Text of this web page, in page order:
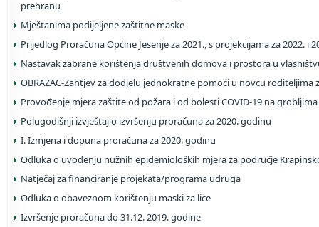
prehranu
Mještanima podijeljene zaštitne maske
Prijedlog Proračuna Općine Jesenje za 2021., s projekcijama za 2022. i
Nastavak zabrane korištenja društvenih domova i prostora u
OBRAZAC-Zahtjev za dodjelu jednokratne pomoći u novcu roditeljima
Provođenje mjera zaštite od požara i od bolesti COVID-19 na grobljima
Polugodišnji izvještaj o izvršenju proračuna za 2020. godinu
I. Izmjena i dopuna proračuna za 2020. godinu
Odluka o uvođenju nužnih epidemioloških mjera za područje
Natječaj za financiranje projekata/programa udruga
Odluka o obaveznom korištenju maski za lice
Izvršenje proračuna do 31.12. 2019. godine